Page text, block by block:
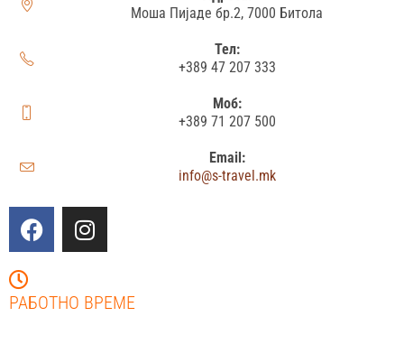
Моша Пијаде бр.2, 7000 Битола
Тел:
+389 47 207 333
Моб:
+389 71 207 500
Email:
info@s-travel.mk
РАБОТНО ВРЕМЕ